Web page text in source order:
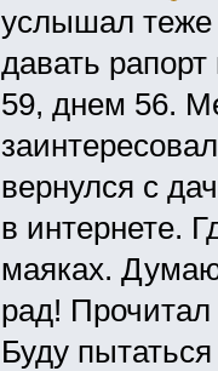
услышал теже
давать
59, днем 56.
вернулся с
в интернете.
маяках.
рад! Прочитал
Буду